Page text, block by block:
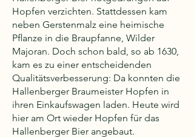
Hopfen verzichten. Stattdessen kam
neben Gerstenmalz eine heimische
Pﬂanze in die Braupfanne, Wilder
Majoran. Doch schon bald, so ab 1630,
kam es zu einer entscheidenden
Qualitätsverbesserung: Da konnten die
Hallenberger Braumeister Hopfen in
ihren Einkaufswagen laden. Heute wird
hier am Ort wieder Hopfen für das
Hallenberger Bier angebaut.